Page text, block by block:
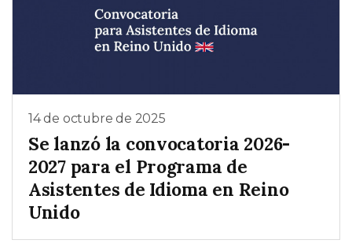
14 de octubre de 2025
Se lanzó la convocatoria 2026-
2027 para el Programa de
Asistentes de Idioma en Reino
Unido